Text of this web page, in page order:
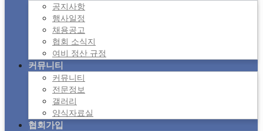
공지사항
행사일정
채용공고
협회 소식지
여비 정산 규정
커뮤니티
커뮤니티
전문정보
갤러리
양식자료실
협회가입